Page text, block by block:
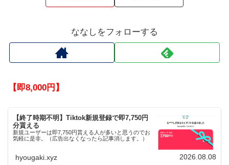
ななしをフォローする
【即8,000円】
【終了時期不明】Tiktok新規登録で即7,750円
分貰える
新規ユーザーは即7,750円貰える人が多いと思うのでお
気軽に是非。（広告出なくなったら記事消します。）
hyougaki.xyz 2026.08.08